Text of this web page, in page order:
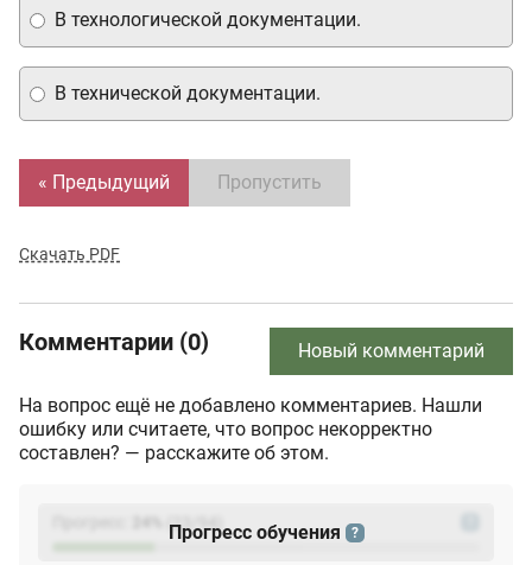
В технической документации.
В технологической документации.
« Предыдущий Пропустить
Скачать PDF
Комментарии (0) Новый комментарий
На вопрос ещё не добавлено комментариев. Нашли
ошибку или считаете, что вопрос некорректно
составлен? — расскажите об этом.
(23
Прогресс обучения ?